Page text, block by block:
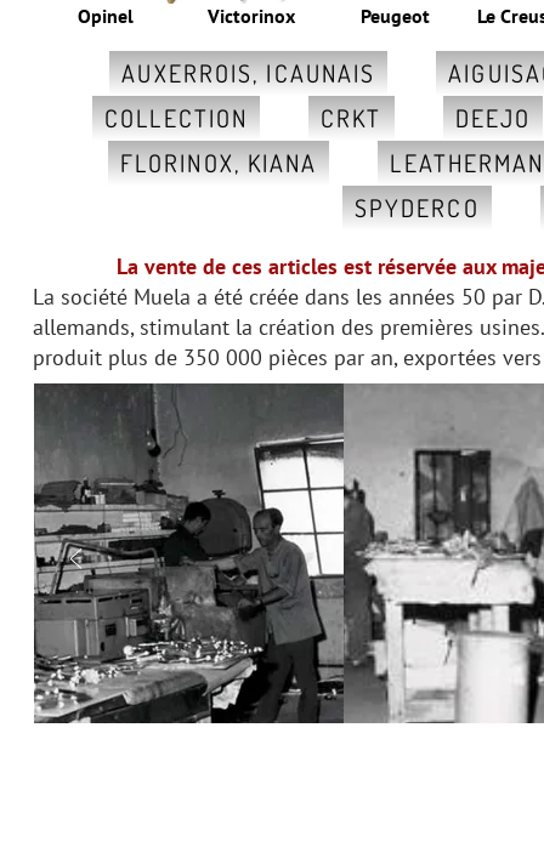
AUXERROIS, ICAUNAIS
COLLECTION
CRKT
DEEJO
FLORINOX, KIANA
LEATHERMAN
SPYDERCO
Peugeot Le
Victorinox
Opinel
La vente de ces articles est réservée aux
La société Muela a été créée dans les années 50 par
allemands, stimulant la création des premières
produit plus de 350 000 pièces par an, exportées
